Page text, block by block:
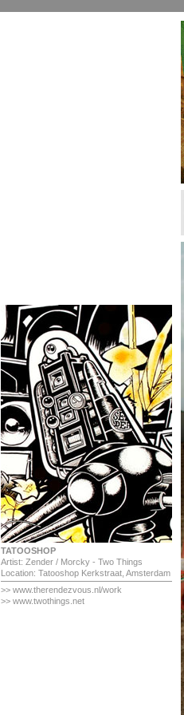
TATOOSHOP
Artist: Zender / Morcky - Two Things
Location: Tatooshop Kerkstraat, Amsterdam
>> www.therendezvous.nl/work
>> www.twothings.net